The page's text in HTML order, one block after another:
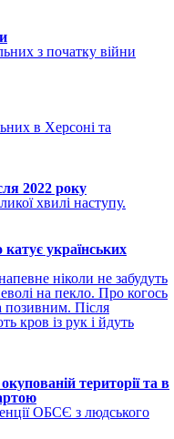
з початку війни
в Херсоні та
2022 року
хвилі наступу.
українських
ніколи не забудуть
на пекло. Про когось
позивним. Після
кров із рук і йдуть
території та в
ОБСЄ з людського